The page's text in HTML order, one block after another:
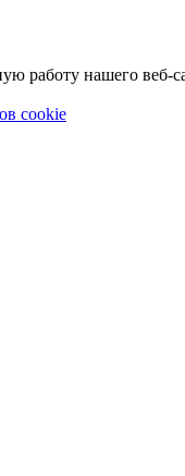
работу нашего веб-
cookie